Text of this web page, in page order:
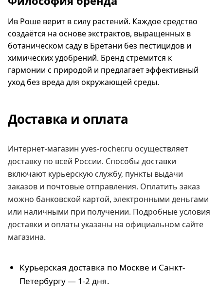
Ив Роше верит в силу растений. Каждое средство
создаётся на основе экстрактов, выращенных в
ботаническом саду в Бретани без пестицидов и
химических удобрений. Бренд стремится к
гармонии с природой и предлагает эффективный
уход без вреда для окружающей среды.
Доставка и оплата
Интернет-магазин yves-rocher.ru осуществляет
доставку по всей России. Способы доставки
включают курьерскую службу, пункты выдачи
заказов и почтовые отправления. Оплатить заказ
можно банковской картой, электронными деньгами
или наличными при получении. Подробные условия
доставки и оплаты указаны на официальном сайте
магазина.
Курьерская доставка по Москве и Санкт-
Петербургу — 1-2 дня.